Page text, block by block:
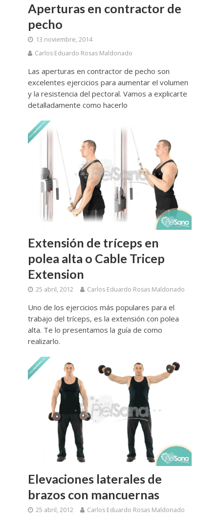
Aperturas en contractor de
pecho
13 noviembre, 2014
Carlos Eduardo Rosas Maldonado
Las aperturas en contractor de pecho son
excelentes ejercicios para aumentar el volumen
y la resistencia del pectoral. Vamos a explicarte
detalladamente como hacerlo
Extensión de tríceps en
polea alta o Cable Tricep
Extension
25 abril, 2012 Carlos Eduardo Rosas Maldonado
Uno de los ejercicios más populares para el
trabajo del tríceps, es la extensión con polea
alta. Te lo presentamos la guía de como
realizarlo.
Elevaciones laterales de
brazos con mancuernas
25 abril, 2012 Carlos Eduardo Rosas Maldonado